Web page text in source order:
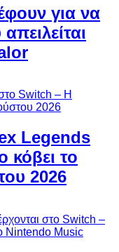
για να
Legends
το
2026